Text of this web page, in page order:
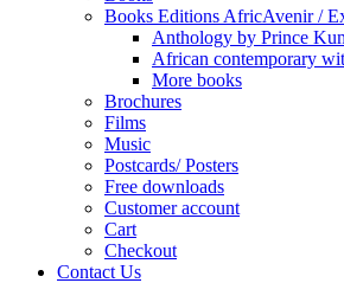
Books Editions AfricAvenir /
Anthology by Prince
African contemporary
More books
Brochures
Films
Music
Postcards/ Posters
Free downloads
Customer account
Cart
Checkout
Contact Us